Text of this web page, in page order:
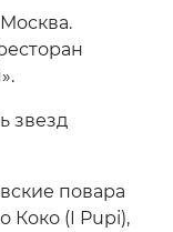
звезд
повара
Коко (I Pupi),